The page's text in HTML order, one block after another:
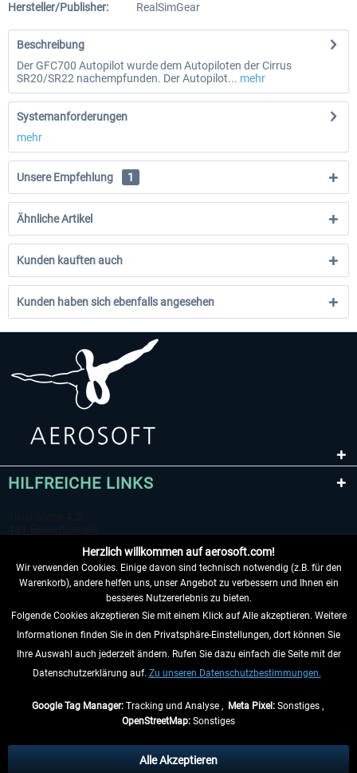
Hersteller/Publisher:
RealSimGear
Beschreibung
Der GFC700 Autopilot wurde dem Autopiloten der Cirrus
SR20/SR22 nachempfunden. Der Autopilot... mehr
Systemanforderungen
mehr
Unsere Empfehlung 1
Ähnliche Artikel
Kunden kauften auch
Kunden haben sich ebenfalls angesehen
HILFREICHE LINKS
VERTRAG WIDERRUFEN
INFORMATIONEN
anders beschrieben.
Herzlich willkommen auf aerosoft.com!
Wir verwenden Cookies. Einige davon sind technisch notwendig (z.B. für den
Warenkorb), andere helfen uns, unser Angebot zu verbessern und Ihnen ein
besseres Nutzererlebnis zu bieten.
Folgende Cookies akzeptieren Sie mit einem Klick auf Alle akzeptieren. Weitere
Informationen finden Sie in den Privatsphäre-Einstellungen, dort können Sie
Ihre Auswahl auch jederzeit ändern. Rufen Sie dazu einfach die Seite mit der
Datenschutzerklärung auf. Zu unseren Datenschutzbestimmungen.
Google Tag Manager:Tracking und Analyse , Meta Pixel:Sonstiges ,
OpenStreetMap: Sonstiges
Alle Akzeptieren